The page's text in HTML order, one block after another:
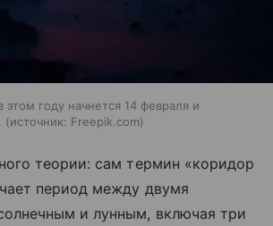
этом году начнется 14 февраля и
источник: Freepik.com
теории: сам термин «коридор
период между двумя
и лунным, включая три